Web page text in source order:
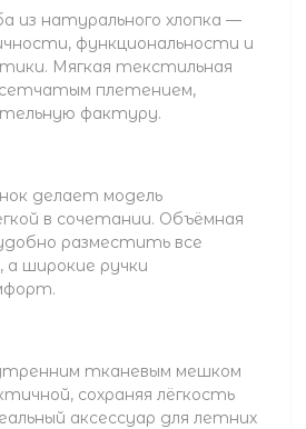
из натурального хлопка —
функциональности и
Мягкая текстильная
сетчатым плетением,
фактуру.
делает модель
в сочетании. Объёмная
разместить все
а широкие ручки
тканевым мешком
сохраняя лёгкость
аксессуар для летних